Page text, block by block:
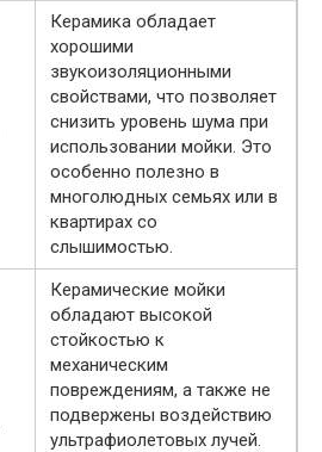
Керамика обладает
хорошими
звукоизоляционными
свойствами, что позволяет
снизить уровень шума при
использовании мойки. Это
особенно полезно в
многолюдных семьях или в
квартирах со
слышимостью.
Керамические мойки
обладают высокой
стойкостью к
механическим
повреждениям, а также не
подвержены воздействию
ультрафиолетовых лучей.